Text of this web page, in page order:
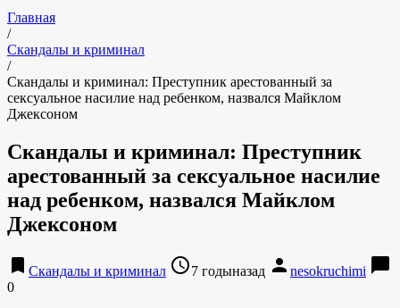
Главная
/
Скандалы и криминал
/
Скандалы и криминал: Преступник арестованный за
сексуальное насилие над ребенком, назвался Майклом
Джексоном
Скандалы и криминал: Преступник
арестованный за сексуальное насилие
над ребенком, назвался Майклом
Джексоном
bookmark Скандалы и криминал access_time7 годыназад person nesokruchimi chat_bubble
0